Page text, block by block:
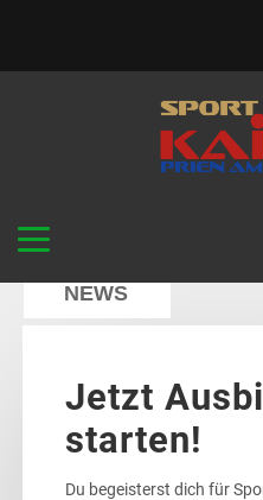
NEWS
Jetzt
starten!
Du begeisterst dich für